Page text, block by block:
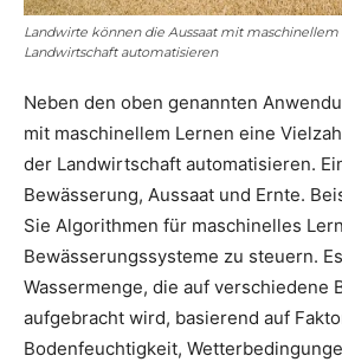
Landwirte können die Aussaat mit maschinellem
Landwirtschaft automatisieren
Neben den oben genannten
mit maschinellem Lernen eine
der Landwirtschaft automatisieren.
Bewässerung, Aussaat und Ernte.
Sie Algorithmen für maschinelles
Bewässerungssysteme zu steuern.
Wassermenge, die auf verschiedene
aufgebracht wird, basierend auf
Bodenfeuchtigkeit,